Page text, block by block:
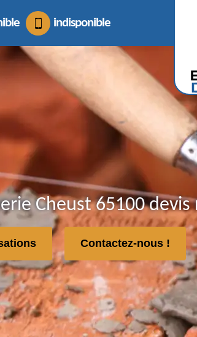
indisponible
Cheust 65100 devis
Contactez-nous !